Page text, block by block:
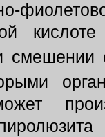
смешении